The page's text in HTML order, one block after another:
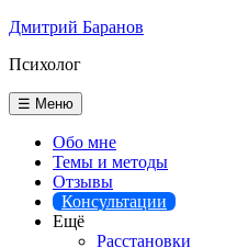
Перейти
содержимому
Дмитрий Баранов
Психолог
☰ Меню
Обо мне
Темы и методы
Отзывы
Консультации
Ещё
Расстановки